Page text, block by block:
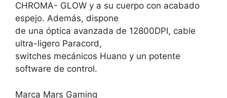
CHROMA- GLOW y a su cuerpo con acabado
espejo. Además, dispone
de una óptica avanzada de 12800DPI, cable
ultra-ligero Paracord,
switches mecánicos Huano y un potente
software de control.
Marca Mars Gaming